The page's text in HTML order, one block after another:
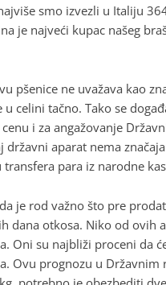
smo izvezli u Italiju
je najveći kupac našeg
pšenice ne uvažava kao
celini tačno. Tako se
i za angažovanje
aparat nema
para iz narodne
je rod važno što pre
dana otkosa. Niko od ovih
Oni su najbliži proceni da
Ovu prognozu u